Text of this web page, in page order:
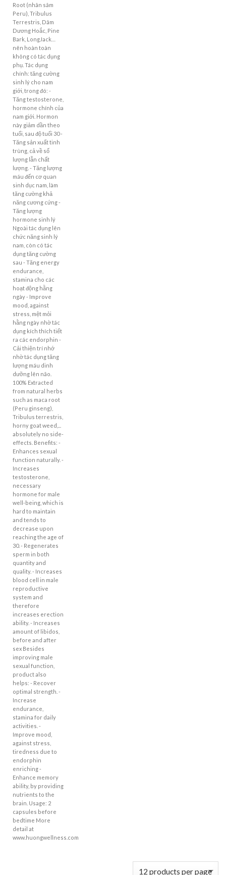
Root (nhân sâm
Peru), Tribulus
Terrestris, Dâm
Dương Hoắc, Pine
Bark, LongJack…
nên hoàn toàn
không có tác dụng
phụ. Tác dụng
chính: tăng cường
sinh lý cho nam
giới, trong đó: -
Tăng testosterone,
hormone chính của
nam giới. Hormon
này giảm dần theo
tuổi, sau độ tuổi 30 -
Tăng sản xuất tinh
trùng, cả về số
lượng lẫn chất
lượng. - Tăng lượng
máu đến cơ quan
sinh dục nam, làm
tăng cường khả
năng cương cứng -
Tăng lượng
hormone sinh lý
Ngoài tác dụng lên
chức năng sinh lý
nam, còn có tác
dụng tăng cường
sau - Tăng energy
endurance,
stamina cho các
hoạt động hằng
ngày - Improve
mood, against
stress, mệt mỏi
hằng ngày nhờ tác
dụng kích thích tiết
ra các endorphin -
Cải thiện trí nhớ
nhờ tác dụng tăng
lượng máu dinh
dưỡng lên não.
100% Extracted
from natural herbs
such as maca root
(Peru ginseng),
Tribulus terrestris,
horny goat weed,...
absolutely no side-
effects. Benefits: -
Enhances sexual
function naturally. -
Increases
testosterone,
necessary
hormone for male
well-being, which is
hard to maintain
and tends to
decrease upon
reaching the age of
30. - Regenerates
sperm in both
quantity and
quality. - Increases
blood cell in male
reproductive
system and
therefore
increases erection
ability. - Increases
amount of libidos,
before and after
sex Besides
improving male
sexual function,
product also
helps: - Recover
optimal strength. -
Increase
endurance,
stamina for daily
activities. -
Improve mood,
against stress,
tiredness due to
endorphin
enriching -
Enhance memory
ability, by providing
nutrients to the
brain. Usage: 2
capsules before
bedtime More
detail at
www.huongwellness.com